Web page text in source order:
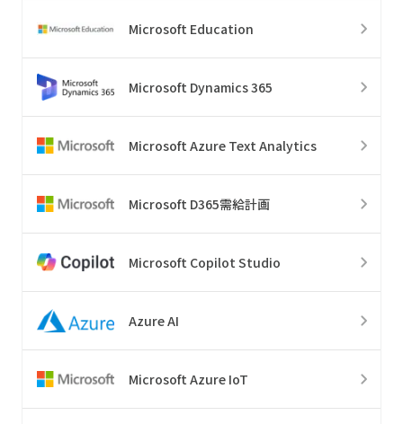
Microsoft Education
Microsoft Dynamics 365
Microsoft Azure Text Analytics
Microsoft D365需給計画
Microsoft Copilot Studio
Azure AI
Microsoft Azure IoT